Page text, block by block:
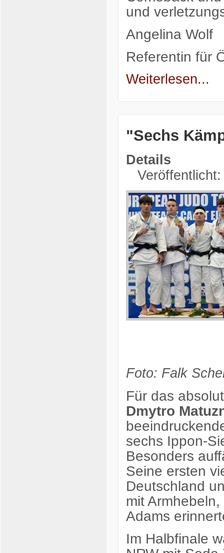
und
Angelina Wolf
Referentin für
Weiterlesen...
"Sechs
Details
Foto: Falk
Für das
Dmytro
sechs Ippon-
Besonders
Seine ersten
Deutschland
mit
Adams
Im Halbfinale